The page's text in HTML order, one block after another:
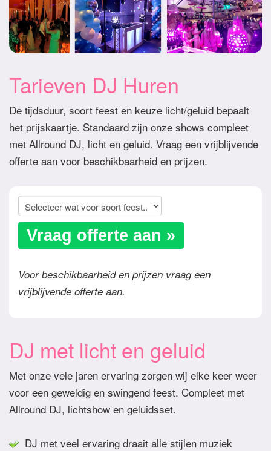
Tarieven DJ Huren
De tijdsduur, soort feest en keuze licht/geluid bepaalt
het prijskaartje. Standaard zijn onze shows compleet
met Allround DJ, licht en geluid. Vraag een vrijblijvende
offerte aan voor beschikbaarheid en prijzen.
Vraag offerte aan »
Voor beschikbaarheid en prijzen vraag een
vrijblijvende offerte aan.
DJ met licht en geluid
Met onze vele jaren ervaring zorgen wij elke keer weer
voor een geweldig en swingend feest. Compleet met
Allround DJ, lichtshow en geluidsset.
DJ met veel ervaring draait alle stijlen muziek